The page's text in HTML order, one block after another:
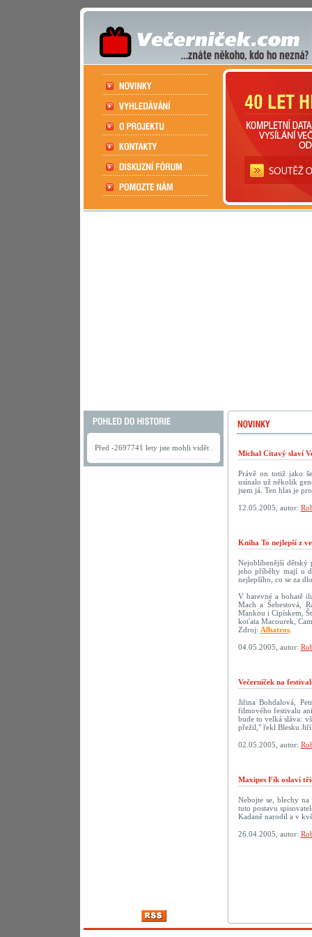
Před -2697741 lety jste mohli vidět .
Michal Citavý slaví
Právě on totiž jako
usínalo už několik
jsem já. Ten hlas je
12.05.2005, autor:
Kniha To nejlepší z
Nejoblíbenější dětský
jeho příběhy mají u
nejlepšího, co se za
V barevné a bohatě
Mach a Šebestová,
Mankou i Cipískem,
koťata Macourek,
Zdroj: Albatros.
04.05.2005, autor:
Večerníček na
Jiřina Bohdalová,
filmového festivalu
bude to velká sláva:
přežil," řekl Blesku
02.05.2005, autor:
Maxipes Fík oslaví
Nebojte se, blechy
tuto postavu
Kadaně narodil a v
26.04.2005, autor: